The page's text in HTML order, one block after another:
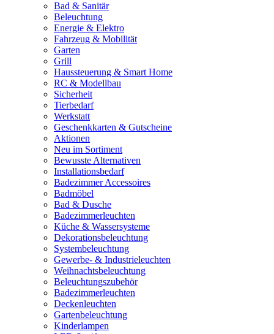
Bad & Sanitär
Beleuchtung
Energie & Elektro
Fahrzeug & Mobilität
Garten
Grill
Haussteuerung & Smart Home
RC & Modellbau
Sicherheit
Tierbedarf
Werkstatt
Geschenkkarten & Gutscheine
Aktionen
Neu im Sortiment
Bewusste Alternativen
Installationsbedarf
Badezimmer Accessoires
Badmöbel
Bad & Dusche
Badezimmerleuchten
Küche & Wassersysteme
Dekorationsbeleuchtung
Systembeleuchtung
Gewerbe- & Industrieleuchten
Weihnachtsbeleuchtung
Beleuchtungszubehör
Badezimmerleuchten
Deckenleuchten
Gartenbeleuchtung
Kinderlampen